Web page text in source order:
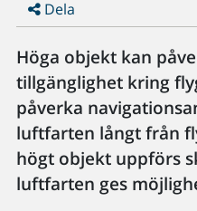
Dela
Höga objekt kan
tillgänglighet kring
påverka
luftfarten långt från
högt objekt uppförs
luftfarten ges